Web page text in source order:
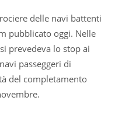
delle navi battenti
pubblicato oggi. Nelle
prevedeva lo stop ai
passeggeri di
del completamento